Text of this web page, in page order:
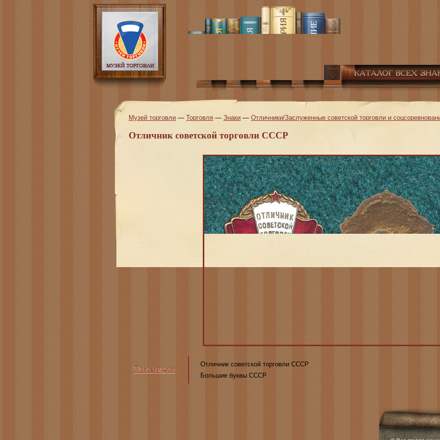
Музей торговли — Торговля — Знаки — Отличники/Заслуженные советской торговли и
Отличник советской торговли СССР
Отличник советской торговли СССР
Большие буквы СССР